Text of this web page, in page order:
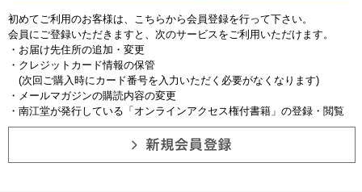
初めてご利用のお客様は、こちらから会員登録を行って下さい。
会員にご登録いただきますと、次のサービスをご利用いただけます。
・お届け先住所の追加・変更
・クレジットカード情報の保管
(次回ご購入時にカード番号を入力いただく必要がなくなります)
・メールマガジンの購読内容の変更
・南江堂が発行している「オンラインアクセス権付書籍」の登録・閲覧